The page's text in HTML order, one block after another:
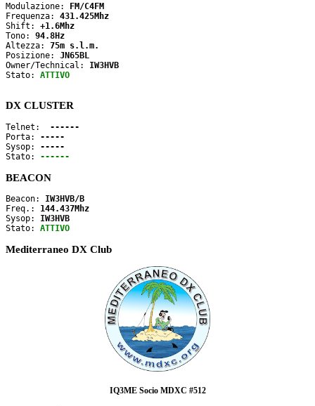
Modulazione: FM/C4FM
Frequenza: 431.425Mhz
Shift: +1.6Mhz
Tono: 94.8Hz
Altezza: 75m s.l.m.
Posizione: JN65BL
Owner/Technical: IW3HVB
Stato: ATTIVO
DX CLUSTER
Telnet:
------
Porta: -----
Sysop: -----
Stato: ------
BEACON
Beacon: IW3HVB/B
Freq.: 144.437Mhz
Sysop: IW3HVB
Stato: ATTIVO
Mediterraneo DX Club
IQ3ME Socio MDXC #512